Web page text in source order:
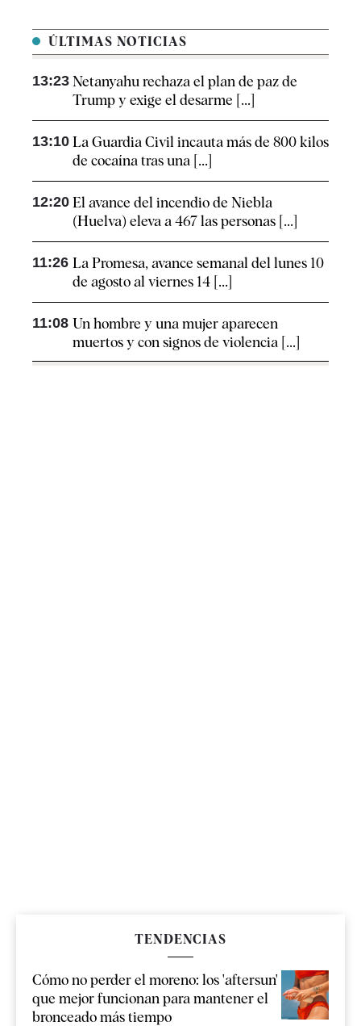
ÚLTIMAS NOTICIAS
13:23 Netanyahu rechaza el plan de paz de
Trump y exige el desarme [...]
13:10 La Guardia Civil incauta más de 800 kilos
de cocaína tras una [...]
12:20 El avance del incendio de Niebla
(Huelva) eleva a 467 las personas [...]
11:26 La Promesa, avance semanal del lunes 10
de agosto al viernes 14 [...]
11:08 Un hombre y una mujer aparecen
muertos y con signos de violencia [...]
TENDENCIAS
Cómo no perder el moreno: los 'aftersun'
que mejor funcionan para mantener el
bronceado más tiempo